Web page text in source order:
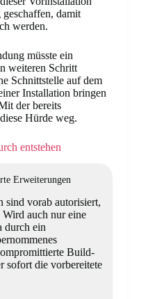
damit
werden.
müsste ein
weiteren Schritt
Schnittstelle auf dem
Installation bringen
der bereits
Hürde weg.
entstehen
Erweiterungen
sind vorab autorisiert,
auch nur eine
durch ein
Build-
sofort die vorbereitete